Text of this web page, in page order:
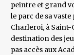
peintre et grand
le parc de sa
Charleroi, à
destination des
pas accès aux